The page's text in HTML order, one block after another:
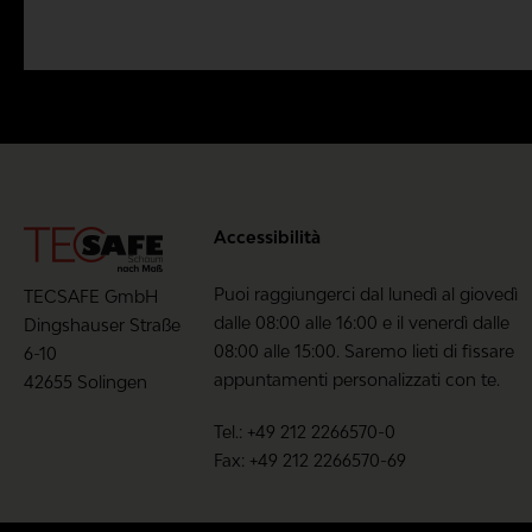
TECSAFE GmbH
Dingshauser Straße
6-10
42655 Solingen
Accessibilità
Puoi raggiungerci dal lunedì al giovedì
dalle 08:00 alle 16:00 e il venerdì dalle
08:00 alle 15:00. Saremo lieti di fissare
appuntamenti personalizzati con te.
Tel.: +49 212 2266570-0
Fax: +49 212 2266570-69